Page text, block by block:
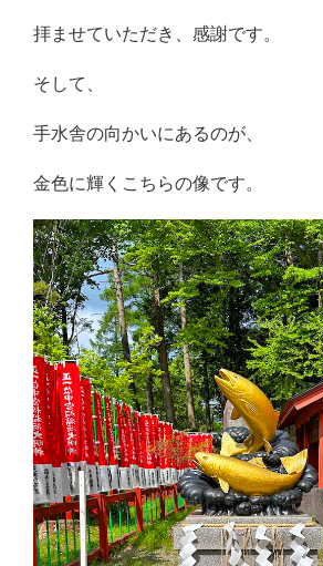
拝ませていただき、感謝です。
そして、
手水舎の向かいにあるのが、
金色に輝くこちらの像です。